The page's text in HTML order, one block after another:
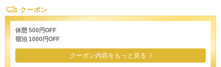
クーポン
休憩 500円OFF
宿泊 1000円OFF
クーポン内容をもっと見る